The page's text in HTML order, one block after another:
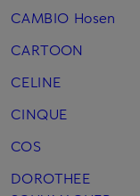
CAMBIO Hosen
CARTOON
CELINE
CINQUE
COS
DOROTHEE